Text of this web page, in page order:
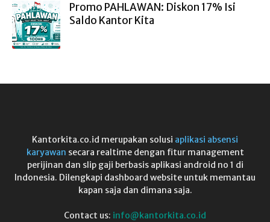
Promo PAHLAWAN: Diskon 17% Isi
Saldo Kantor Kita
Kantorkita.co.id merupakan solusi aplikasi absensi
karyawan secara realtime dengan fitur management
perijinan dan slip gaji berbasis aplikasi android no 1 di
Indonesia. Dilengkapi dashboard website untuk memantau
kapan saja dan dimana saja.
Contact us: info@kantorkita.co.id